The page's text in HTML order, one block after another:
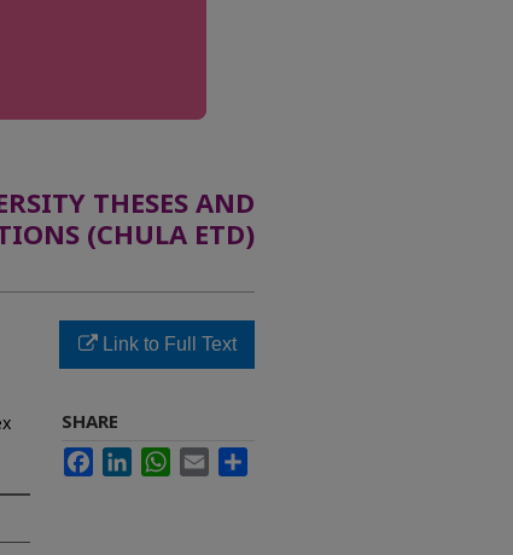
THESES AND
(CHULA ETD)
Link to Full Text
SHARE
FacebookLinkedInWhatsApp
Email